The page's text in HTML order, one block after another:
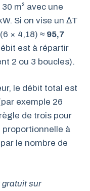
m² avec une
Si on vise un ΔT
× 4,18) ≈ 95,7
est à répartir
2 ou 3 boucles).
le débit total est
exemple 26
de trois pour
proportionnelle à
le nombre de
gratuit sur